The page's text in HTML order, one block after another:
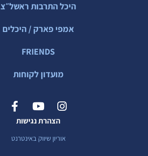
היכל התרבות ראשל״צ
אמפי פארק / היכלים
FRIENDS
מועדון לקוחות
הצהרת נגישות
אוריון שיווק באינטרנט